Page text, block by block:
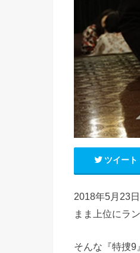
ツイート
2018年5月23
まま上位にラ
そんな『特捜9